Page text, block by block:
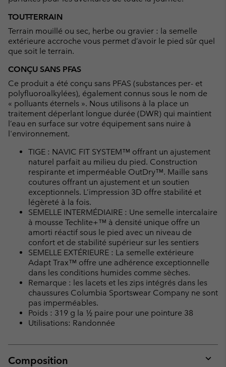
TOUT-TERRAIN
Terrain mouillé ou sec, herbe ou gravier : la semelle
extérieure accroche vous permet d’avoir le pied sûr quel
que soit le terrain.
CONÇU SANS PFAS
Ce produit a été conçu sans PFAS (substances per- et
polyfluoroalkylées), également connus sous le nom de
« polluants éternels ». Nous utilisons à la place un
traitement déperlant longue durée (DWR) qui maintient
l’eau en surface sur votre équipement sans nuire à
l'environnement.
TIGE : NAVIC FIT SYSTEM™ offrant un ajustement
naturel parfait au milieu du pied. Construction
respirante et imperméable OutDry™. Maille sans
coutures offrant un ajustement et un soutien
exceptionnels. L’impression 3D offre stabilité et
légèreté à la fois.
SEMELLE INTERMÉDIAIRE : Une semelle intercalaire
à mousse Techlite+™ à densité unique offre un
amorti réactif sous le pied avec un niveau de
confort et de stabilité supérieur sur les sentiers
SEMELLE EXTÉRIEURE : La semelle extérieure
Adapt Trax™ offre une adhérence exceptionnelle
dans les conditions humides comme sèches.
Remarque : les lacets et les zips intégrés dans les
chaussures Columbia Sportswear Company ne sont
pas imperméables.
Poids : 319 g la ½ paire pour une pointure 38
Utilisations: Randonnée
Composition